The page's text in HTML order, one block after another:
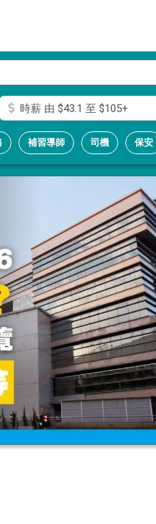
時薪由 $43.1 至 $105+
補習導師 司機 保安